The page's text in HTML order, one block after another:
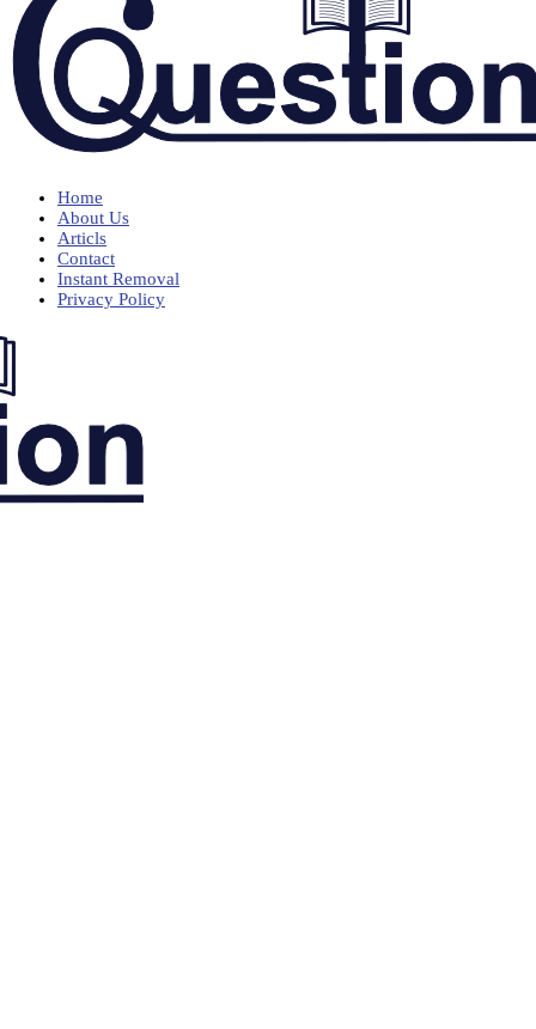
Home
About Us
Articls
Contact
Instant Removal
Privacy Policy